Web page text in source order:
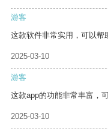
游客
这款软件非常实用，可以帮
2025-03-10
游客
这款app的功能非常丰富，
2025-03-10